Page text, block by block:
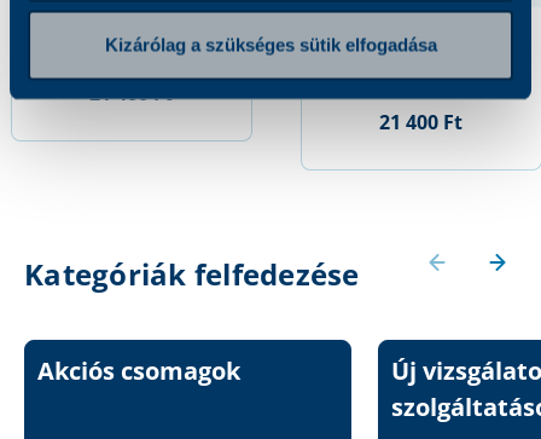
Kizárólag a szükséges sütik elfogadása
Metanephrin
21 400 Ft
Vizelet-
Normetanephrin
21 400 Ft
Kategóriák felfedezése
Akciós csomagok
Új